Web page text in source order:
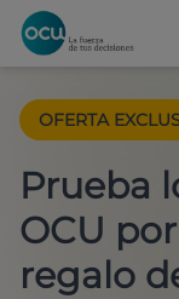
OFERTA
Prueba
OCU
regalo